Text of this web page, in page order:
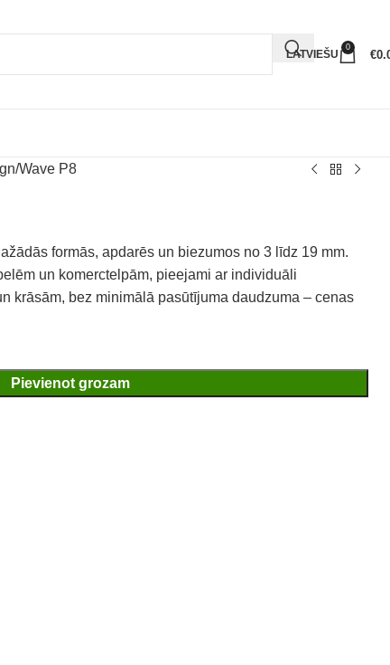
LATVIEŠU
0
€
Wave P8
formās, apdarēs un biezumos no 3 līdz 19 mm.
un komerctelpām, pieejami ar individuāli
krāsām, bez minimālā pasūtījuma daudzuma – cenas
Pievienot grozam